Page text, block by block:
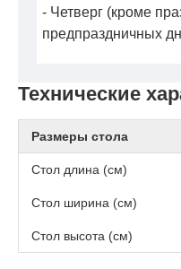
Технические
Размеры стола
Стол длина (см)
Стол ширина (см)
Стол высота (см)
- Четверг (кроме
предпраздничных